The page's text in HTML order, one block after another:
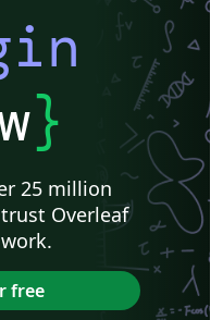
}
25 million
Overleaf
free